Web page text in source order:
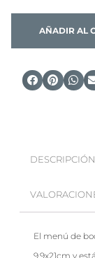
AÑADIR AL
DESCRIPCIÓN
El menú de
9,9x21cm y